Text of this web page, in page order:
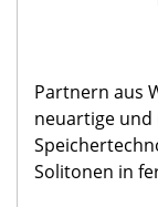
Partnern aus
neuartige und
Solitonen in